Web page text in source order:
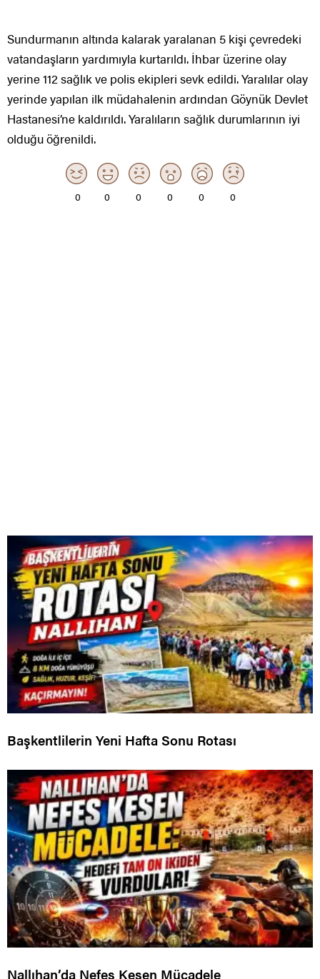
Sundurmanın altında kalarak yaralanan 5 kişi çevredeki
vatandaşların yardımıyla kurtarıldı. İhbar üzerine olay
yerine 112 sağlık ve polis ekipleri sevk edildi. Yaralılar olay
yerinde yapılan ilk müdahalenin ardından Göynük Devlet
Hastanesi’ne kaldırıldı. Yaralıların sağlık durumlarının iyi
olduğu öğrenildi.
0 0 0 0 0 0
Başkentlilerin Yeni Hafta Sonu Rotası
Nallıhan’da Nefes Kesen Mücadele